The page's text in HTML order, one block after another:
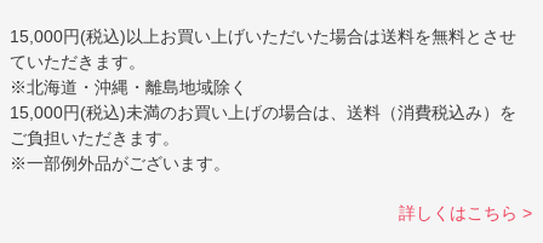
15,000円(税込)以上お買い上げいただいた場合は送料を無料とさせ
ていただきます。
※北海道・沖縄・離島地域除く
15,000円(税込)未満のお買い上げの場合は、送料（消費税込み）を
ご負担いただきます。
※一部例外品がございます。
詳しくはこちら >